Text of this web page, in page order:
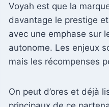
Voyah est que la
davantage le prestige
avec une emphase sur
autonome. Les enjeux
mais les récompenses
On peut d’ores et déjà